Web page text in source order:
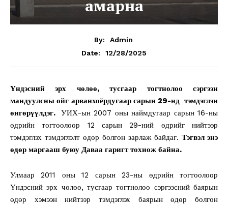
амарна
By:
Admin
Date:
12/28/2025
Үндэсний эрх чөлөө, тусгаар тогтнолоо сэргээн
мандуулсны ойг арванхоёрдугаар сарын 29-нд тэмдэглэн
өнгөрүүлдэг. УИХ-ын 2007 оны наймдугаар сарын 16-ны
өдрийн тогтоолоор 12 сарын 29-ний өдрийг нийтээр
тэмдэглэх тэмдэглэлт өдөр болгон зарлаж байдаг. Тэгвэл энэ
өдөр маргааш буюу Даваа гаригт тохиож байна.
Улмаар 2011 оны 12 сарын 23-ны өдрийн тогтоолоор
Үндэсний эрх чөлөө, тусгаар тогтнолоо сэргээсний баярын
өдөр хэмээн нийтээр тэмдэглэх баярын өдөр болгон